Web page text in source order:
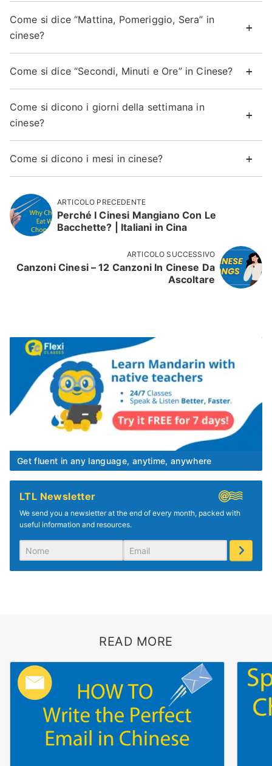
Get fluent in any language, anytime, anywhere
LTL Newsletter
We send you a newsletter at the end of every month, packed with
useful information and resources.
Come si dice “Mattina, Pomeriggio, Sera” in
cinese?
Come si dice “Secondi, Minuti e Ore” in Cinese?
Come si dicono i giorni della settimana in
cinese?
Come si dicono i mesi in cinese?
ARTICOLO PRECEDENTE
Perché I Cinesi Mangiano Con Le
Bacchette? | Italiani in Cina
ARTICOLO SUCCESSIVO
Canzoni Cinesi – 12 Canzoni In Cinese Da
Ascoltare
READ MORE